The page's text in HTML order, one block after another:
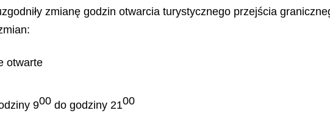
zmianę godzin otwarcia turystycznego przejścia
otwarte
900 do godziny 2100